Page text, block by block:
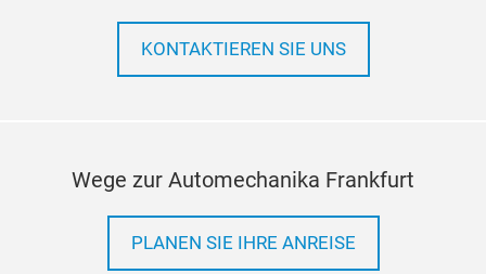
KONTAKTIEREN SIE UNS
Wege zur Automechanika Frankfurt
PLANEN SIE IHRE ANREISE